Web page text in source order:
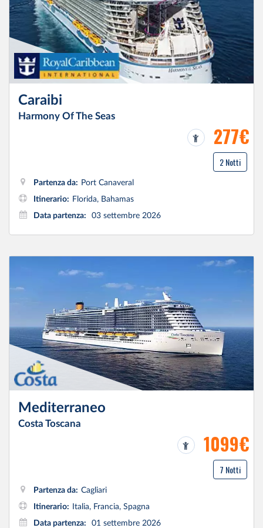
Caraibi
Harmony Of The Seas
277€
2 Notti
Partenza da: Port Canaveral
Itinerario: Florida, Bahamas
Data partenza:
03 settembre 2026
Mediterraneo
Costa Toscana
1099€
7 Notti
Partenza da: Cagliari
Itinerario:
Italia, Francia, Spagna
Data partenza:
01 settembre 2026